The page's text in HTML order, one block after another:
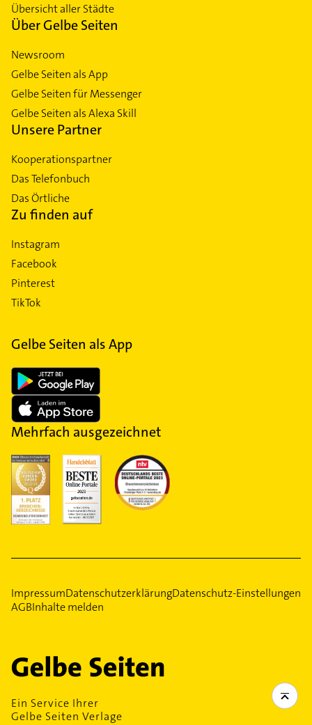
Übersicht aller Städte
Über Gelbe Seiten
Newsroom
Gelbe Seiten als App
Gelbe Seiten für Messenger
Gelbe Seiten als Alexa Skill
Unsere Partner
Kooperationspartner
Das Telefonbuch
Das Örtliche
Zu finden auf
Instagram
Facebook
Pinterest
TikTok
Gelbe Seiten als App
Mehrfach ausgezeichnet
ImpressumDatenschutzerklärungDatenschutz-Einstellungen
AGBInhalte melden
Ein Service Ihrer
Gelbe Seiten Verlage